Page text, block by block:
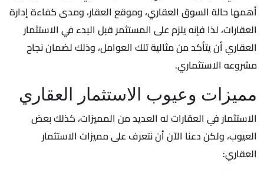
أهمها حالة السوق العقاري، وموقع العقار، ومدى كفاءة إدارة
العقارات، لذا فإنه يلزم على المستثمر قبل البدء في الاستثمار
العقاري أن يتأكد من مثالية تلك العوامل، وذلك لضمان نجاح
مشروعه الاستثماري.
مميزات وعيوب الاستثمار العقاري
الاستثمار في العقارات له العديد من المميزات، كذلك بعض
العيوب، ولكن دعنا الآن أن نتعرف على مميزات الاستثمار
العقاري: